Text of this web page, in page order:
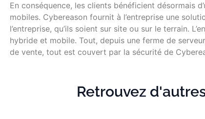
En conséquence, les clients bénéficient désormais
mobiles. Cybereason fournit à l’entreprise une
l’entreprise, qu’ils soient sur site ou sur le terrain.
hybride et mobile. Tout, depuis une ferme de
de vente, tout est couvert par la sécurité de
Retrouvez